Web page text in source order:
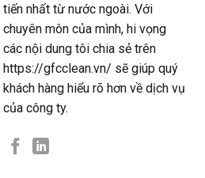
tiến nhất từ nước ngoài. Với
chuyên môn của mình, hi vọng
các nội dung tôi chia sẻ trên
https://gfcclean.vn/ sẽ giúp quý
khách hàng hiểu rõ hơn về dịch vụ
của công ty.